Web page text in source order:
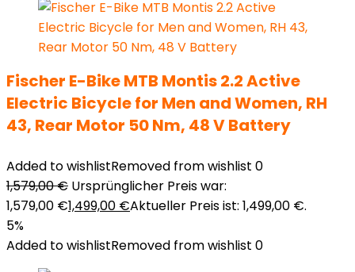
Fischer E-Bike MTB Montis 2.2 Active
Electric Bicycle for Men and Women, RH
43, Rear Motor 50 Nm, 48 V Battery
Added to wishlistRemoved from wishlist 0
1,579,00€ Ursprünglicher Preis war:
1,579,00 €1,499,00 €Aktueller Preis ist: 1,499,00 €.
5%
Added to wishlistRemoved from wishlist 0